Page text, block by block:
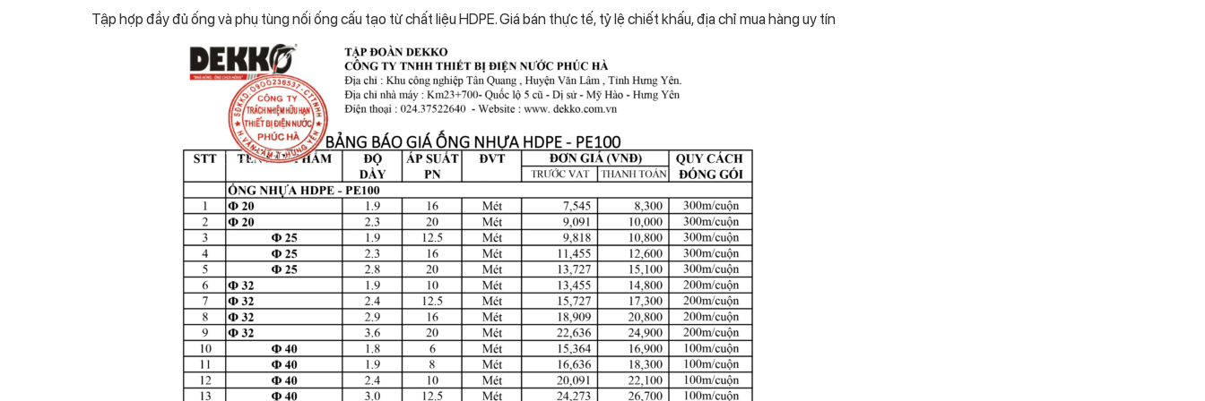
Tập hợp đầy đủ ống và phụ tùng nối ống cấu tạo từ chất liệu HDPE. Giá bán thực tế, tỷ lệ chiết khấu, địa chỉ mua hàng uy tín